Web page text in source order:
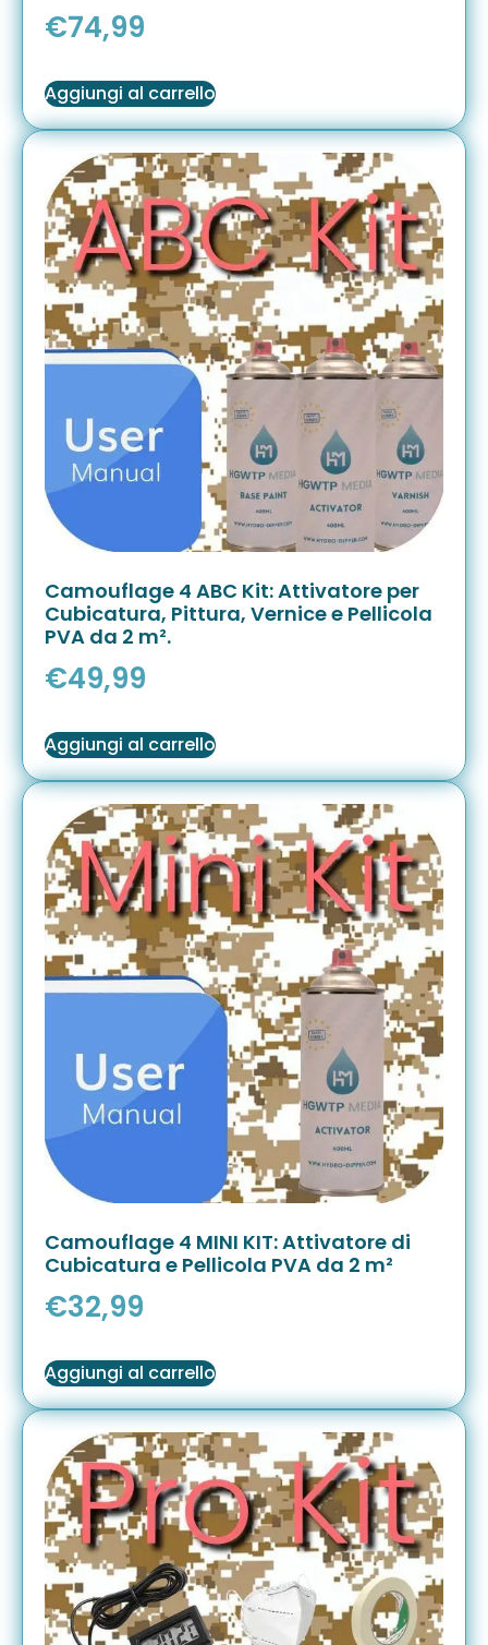
€74,99
Aggiungi al carrello
Camouflage 4 ABC Kit: Attivatore per
Cubicatura, Pittura, Vernice e Pellicola
PVA da 2 m².
€49,99
Aggiungi al carrello
Camouflage 4 MINI KIT: Attivatore di
Cubicatura e Pellicola PVA da 2 m²
€32,99
Aggiungi al carrello